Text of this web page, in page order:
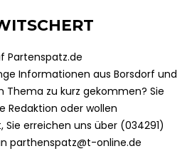
Partenspatz.de
Informationen aus Borsdorf und
Thema zu kurz gekommen? Sie
Redaktion oder wollen
erreichen uns über (034291)
parthenspatz@t-online.de